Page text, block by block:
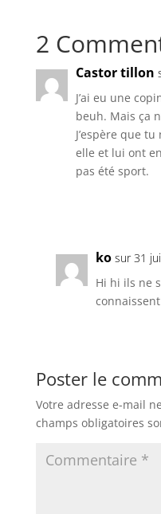
2
Castor tillon
J’ai eu une
beuh. Mais ça
J’espère que
elle et lui ont
pas été sport.
ko sur 31
Hi hi ils ne
Poster le
Votre adresse e-mail
champs obligatoires